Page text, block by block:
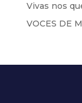
Vivas nos
VOCES DE